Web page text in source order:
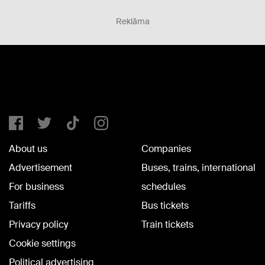
Reklāma
About us
Advertisement
For business
Tariffs
Privacy policy
Cookie settings
Companies
Buses, trains, international
schedules
Bus tickets
Train tickets